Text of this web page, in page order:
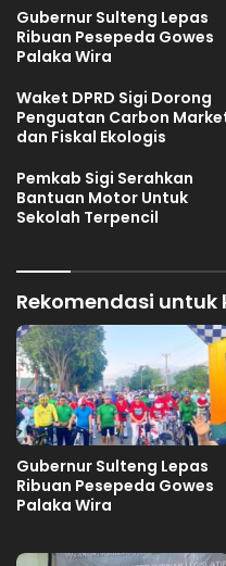
Gubernur Sulteng Lepas
Ribuan Pesepeda Gowes
Palaka Wira
Waket DPRD Sigi Dorong
Penguatan Carbon
dan Fiskal Ekologis
Pemkab Sigi Serahkan
Bantuan Motor Untuk
Sekolah Terpencil
Rekomendasi untuk
Gubernur Sulteng Lepas
Ribuan Pesepeda Gowes
Palaka Wira